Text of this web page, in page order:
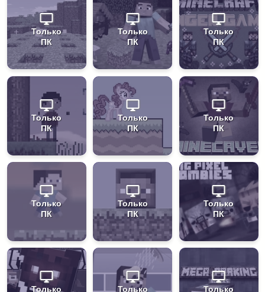
Только
ПК
Только
ПК
Только
ПК
Только
ПК
Только
ПК
Только
ПК
Только
ПК
Только
ПК
Только
ПК
Только
Только
Только